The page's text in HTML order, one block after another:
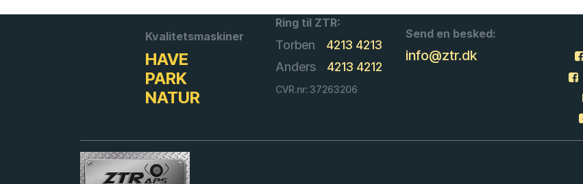
Kvalitetsmaskiner
HAVE
PARK
NATUR
Ring til ZTR:
Torben
4213 4213
Anders
4213 4212
CVR.nr: 37263206
Send en besked:
info@ztr.dk